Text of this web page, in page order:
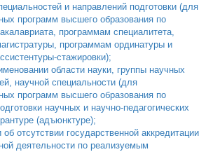
и направлений подготовки (для
программ высшего образования по
программам специалитета,
программам ординатуры и
стажировки);
области науки, группы научных
научной специальности (для
программ высшего образования по
научных и научно-педагогических
(адъюнктуре);
отсутствии государственной аккредитации
деятельности по реализуемым